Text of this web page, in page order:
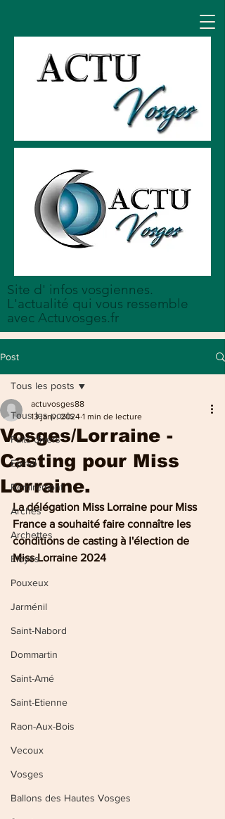
Site d' infos vosgiennes.
L'actualité qui vous ressemble
avec Actuvosges.fr
Post
Tous les posts
Faits divers
Epinal
Remiremont
Arches
Archettes
Eloyes
Pouxeux
Jarménil
Saint-Nabord
Dommartin
Saint-Amé
Saint-Etienne
Raon-Aux-Bois
Vecoux
Vosges
Ballons des Hautes Vosges
Tous les posts
Vosges/Lorraine -
Casting pour Miss
Lorraine.
actuvosges88
13 janv. 2024 1 min de lecture
La délégation Miss Lorraine pour Miss
France a souhaité faire connaître les
conditions de casting à l'élection de
Miss Lorraine 2024